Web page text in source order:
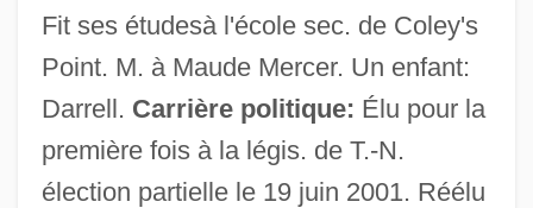
Fit ses étudesà l'école sec. de Coley's
Point. M. à Maude Mercer. Un enfant:
Darrell. Carrière politique: Élu pour la
première fois à la légis. de T.-N.
élection partielle le 19 juin 2001. Réélu